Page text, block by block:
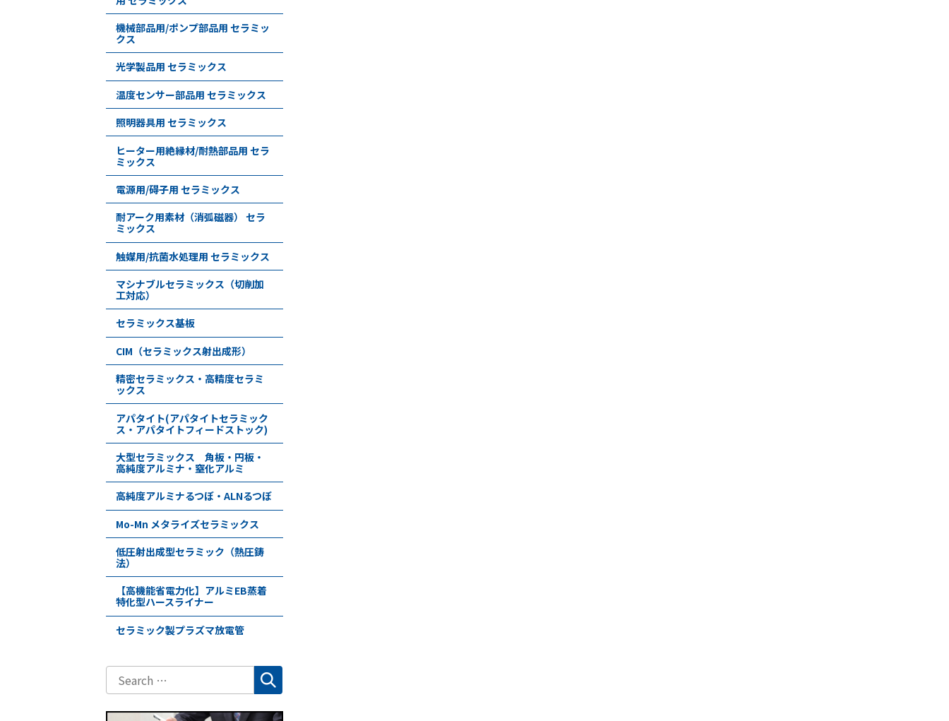
機械部品用/ポンプ部品用 セラミッ
クス
光学製品用 セラミックス
温度センサー部品用 セラミックス
照明器具用 セラミックス
ヒーター用絶縁材/耐熱部品用 セラ
ミックス
電源用/碍子用 セラミックス
耐アーク用素材（消弧磁器） セラ
ミックス
触媒用/抗菌水処理用 セラミックス
マシナブルセラミックス（切削加
工対応）
セラミックス基板
CIM（セラミックス射出成形）
精密セラミックス・高精度セラミ
ックス
アパタイト(アパタイトセラミック
ス・アパタイトフィードストック)
大型セラミックス 角板・円板・
高純度アルミナ・窒化アルミ
高純度アルミナるつぼ・ALNるつぼ
Mo-Mn メタライズセラミックス
低圧射出成型セラミック（熱圧鋳
法）
【高機能省電力化】アルミEB蒸着
特化型ハースライナー
セラミック製プラズマ放電管